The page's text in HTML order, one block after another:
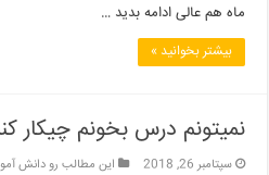
ماه هم عالی ادامه بدید …
بیشتر بخوانید »
نمیتونم درس بخونم چیکار
سپتامبر 26, 2018 این مطالب رو دانش